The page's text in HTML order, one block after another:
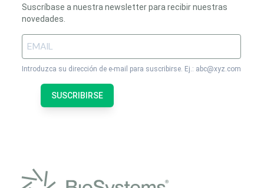
Suscríbase a nuestra newsletter para recibir nuestras
novedades.
Introduzca su dirección de e-mail para suscribirse. Ej.: abc@xyz.com
SUSCRIBIRSE